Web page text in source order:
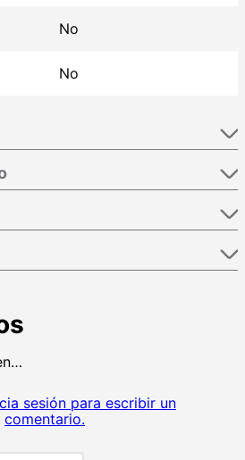
No
No
sesión para escribir un
comentario.